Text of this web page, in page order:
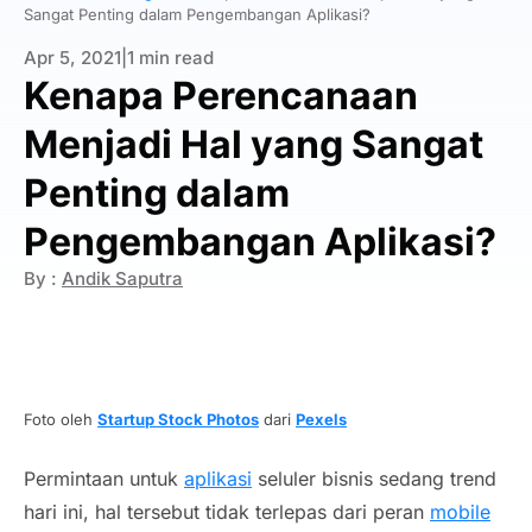
Sangat Penting dalam Pengembangan Aplikasi?
Apr 5, 2021 1 min read
Kenapa Perencanaan
Menjadi Hal yang Sangat
Penting dalam
Pengembangan Aplikasi?
By : Andik Saputra
Foto oleh Startup Stock Photos dari Pexels
Permintaan untuk aplikasi seluler bisnis sedang trend
hari ini, hal tersebut tidak terlepas dari peran mobile